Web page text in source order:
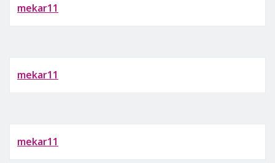
mekar11
mekar11
mekar11